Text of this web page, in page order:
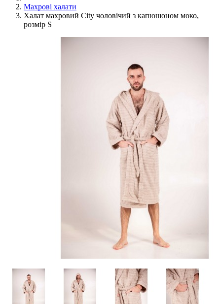
Махрові халати
Халат махровий City чоловічий з капюшоном моко,
розмір S